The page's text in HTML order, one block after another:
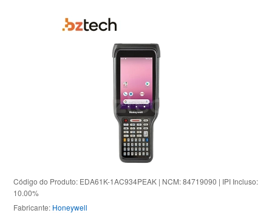
Código do Produto: EDA61K-1AC934PEAK | NCM: 84719090 | IPI Incluso:
10.00%
Fabricante: Honeywell